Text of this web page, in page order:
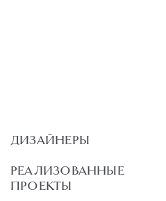
ДИЗАЙНЕРЫ
РЕАЛИЗОВАННЫЕ
ПРОЕКТЫ